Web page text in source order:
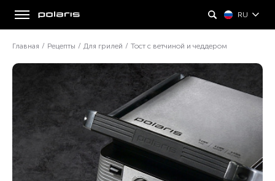
RU
Главная / Рецепты / Для грилей / Тост с ветчиной и чеддером